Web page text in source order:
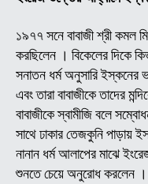
১৯৭৭ সনে বাবাজী শ্রী কমল
করছিলেন । বিকেলের দিকে
সনাতন ধর্ম অনুসারি ইস্কনের
এবং তারা বাবাজীকে তাদের
বাবাজীকে স্বামীজি বলে
সাথে ঢাকার তেজকুনি পাড়ায়
নানান ধর্ম আলাপের মাঝে
শুনতে চেয়ে অনুরোধ করলেন